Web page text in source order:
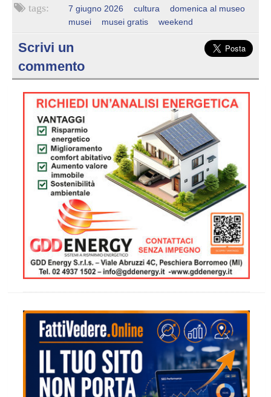
7 giugno 2026 cultura
domenica al museo
musei
musei gratis weekend
Scrivi un
commento